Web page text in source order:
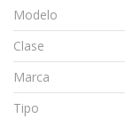
Modelo
Clase
Marca
Tipo